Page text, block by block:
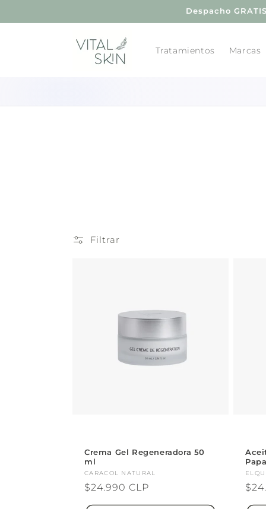
al contenido
Despacho
Tratamientos Marcas
Filtrar
Crema Gel Regeneradora 50
ml
Proveedor:
CARACOL NATURAL
Precio
habitual
$24.990 CLP